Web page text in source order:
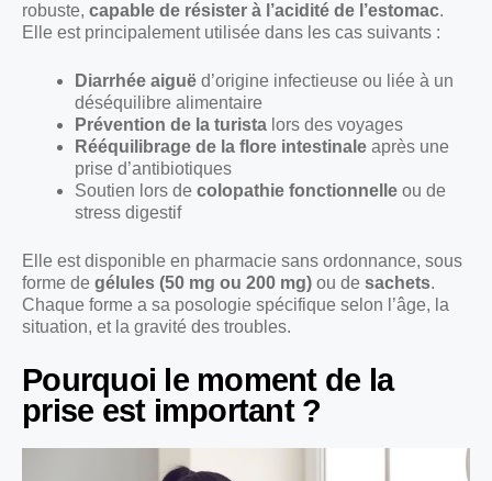
robuste, capable de résister à l’acidité de l’estomac.
Elle est principalement utilisée dans les cas suivants :
Diarrhée aiguë d’origine infectieuse ou liée à un
déséquilibre alimentaire
Prévention de la turista lors des voyages
Rééquilibrage de la flore intestinale après une
prise d’antibiotiques
Soutien lors de colopathie fonctionnelle ou de
stress digestif
Elle est disponible en pharmacie sans ordonnance, sous
forme de gélules (50 mg ou 200 mg) ou de sachets.
Chaque forme a sa posologie spécifique selon l’âge, la
situation, et la gravité des troubles.
Pourquoi le moment de la
prise est important ?